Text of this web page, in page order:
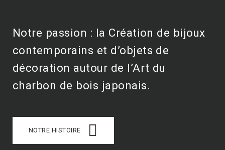
Notre passion : la Création de bijoux
contemporains et d’objets de
décoration autour de l’Art du
charbon de bois japonais.
NOTRE HISTOIRE